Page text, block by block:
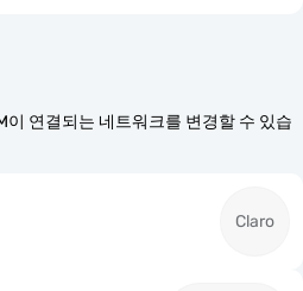
연결되는 네트워크를 변경할 수 있습
Claro